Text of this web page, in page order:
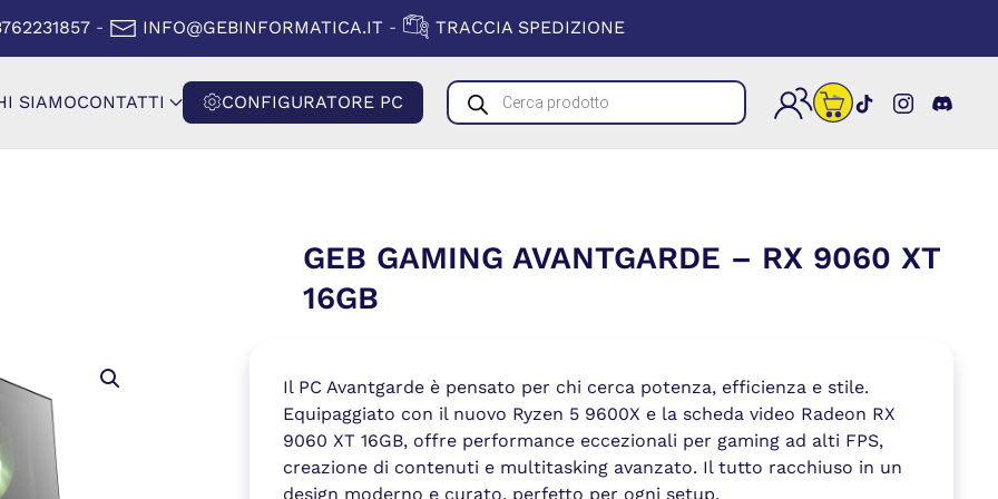
FINESTRA)
- INFO@GEBINFORMATICA.IT (SI APRE IN UNA NUOVA FINESTRA)
- TRACCIA SPEDIZIONE
SIAMOCONTATTI CONFIGURATORE PC
Products
search
(si apre in
(si apre
GEB GAMING AVANTGARDE – RX 9060 XT
16GB
Il PC Avantgarde è pensato per chi cerca potenza, efficienza e stile.
Equipaggiato con il nuovo Ryzen 5 9600X e la scheda video Radeon RX
9060 XT 16GB, offre performance eccezionali per gaming ad alti FPS,
creazione di contenuti e multitasking avanzato. Il tutto racchiuso in un
design moderno e curato, perfetto per ogni setup.